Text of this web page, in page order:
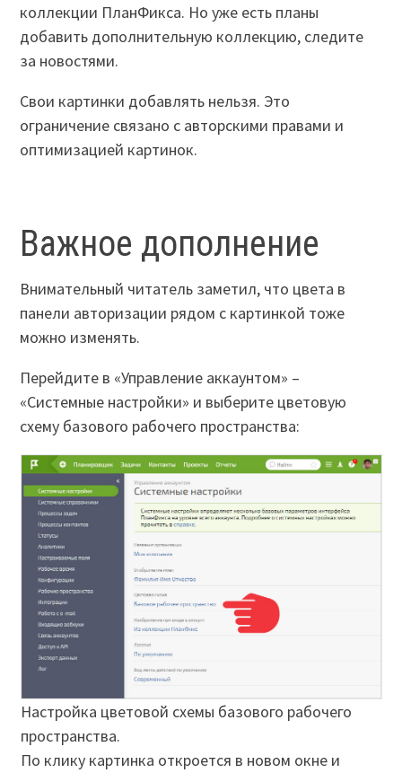
коллекции ПланФикса. Но уже есть планы
добавить дополнительную коллекцию, следите
за новостями.
Свои картинки добавлять нельзя. Это
ограничение связано с авторскими правами и
оптимизацией картинок.
Важное дополнение
Внимательный читатель заметил, что цвета в
панели авторизации рядом с картинкой тоже
можно изменять.
Перейдите в «Управление аккаунтом» –
«Cистемные настройки» и выберите цветовую
схему базового рабочего пространства:
Настройка цветовой схемы базового рабочего
пространства.
По клику картинка откроется в новом окне и